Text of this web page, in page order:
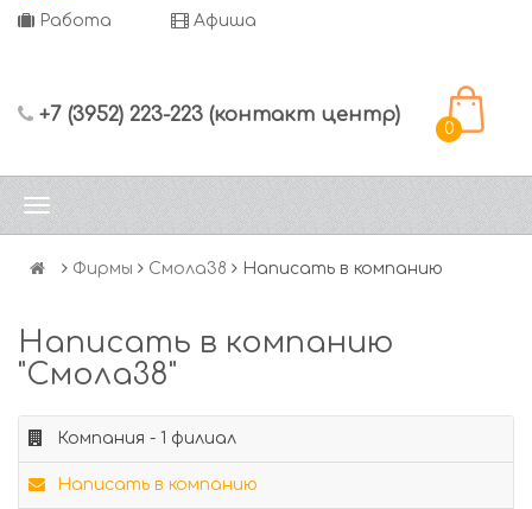
Работа
Афиша
+7 (3952) 223-223 (контакт центр)
0
Фирмы Смола38 Написать в компанию
Написать в компанию
"Смола38"
Компания - 1 филиал
Написать в компанию